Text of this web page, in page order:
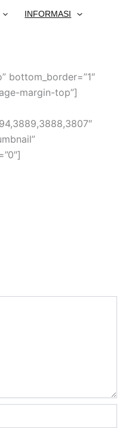
INFORMASI
bottom_border=”1″
margin-top”]